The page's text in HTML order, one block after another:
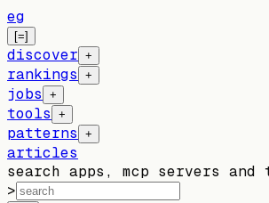
eg
[=]
discover +
rankings +
jobs +
tools +
patterns +
articles
search apps, mcp servers and
>